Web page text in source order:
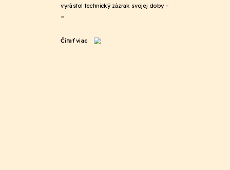
vyrástol technický zázrak svojej doby –
…
Čítať viac